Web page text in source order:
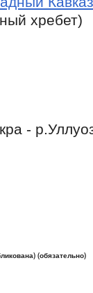
хребет)
-
(обязательно)